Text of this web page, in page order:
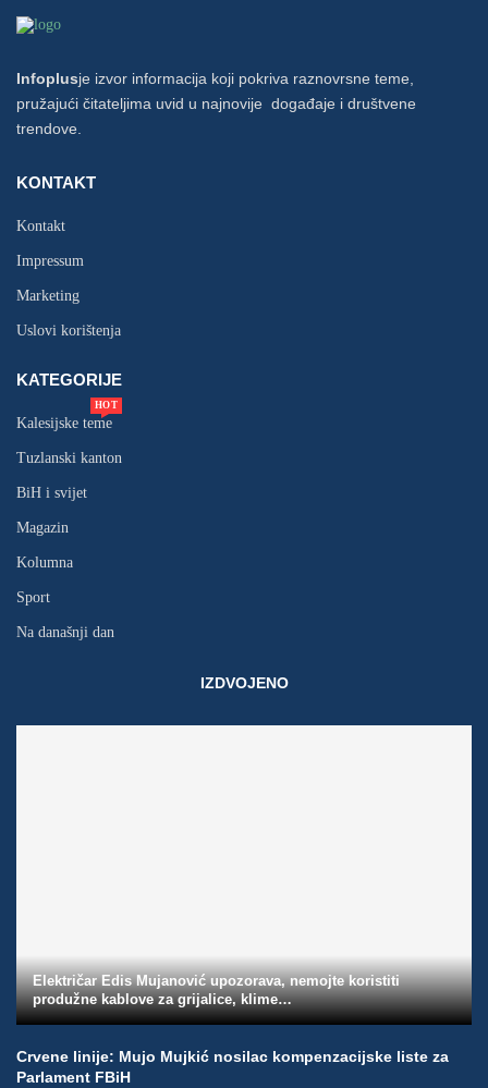
Infoplusje izvor informacija koji pokriva raznovrsne teme,
pružajući čitateljima uvid u najnovije događaje i društvene
trendove.
KONTAKT
Kontakt
Impressum
Marketing
Uslovi korištenja
KATEGORIJE
Kalesijske teme
HOT
Tuzlanski kanton
BiH i svijet
Magazin
Kolumna
Sport
Na današnji dan
IZDVOJENO
Električar Edis Mujanović upozorava, nemojte koristiti
produžne kablove za grijalice, klime…
Crvene linije: Mujo Mujkić nosilac kompenzacijske liste za
Parlament FBiH